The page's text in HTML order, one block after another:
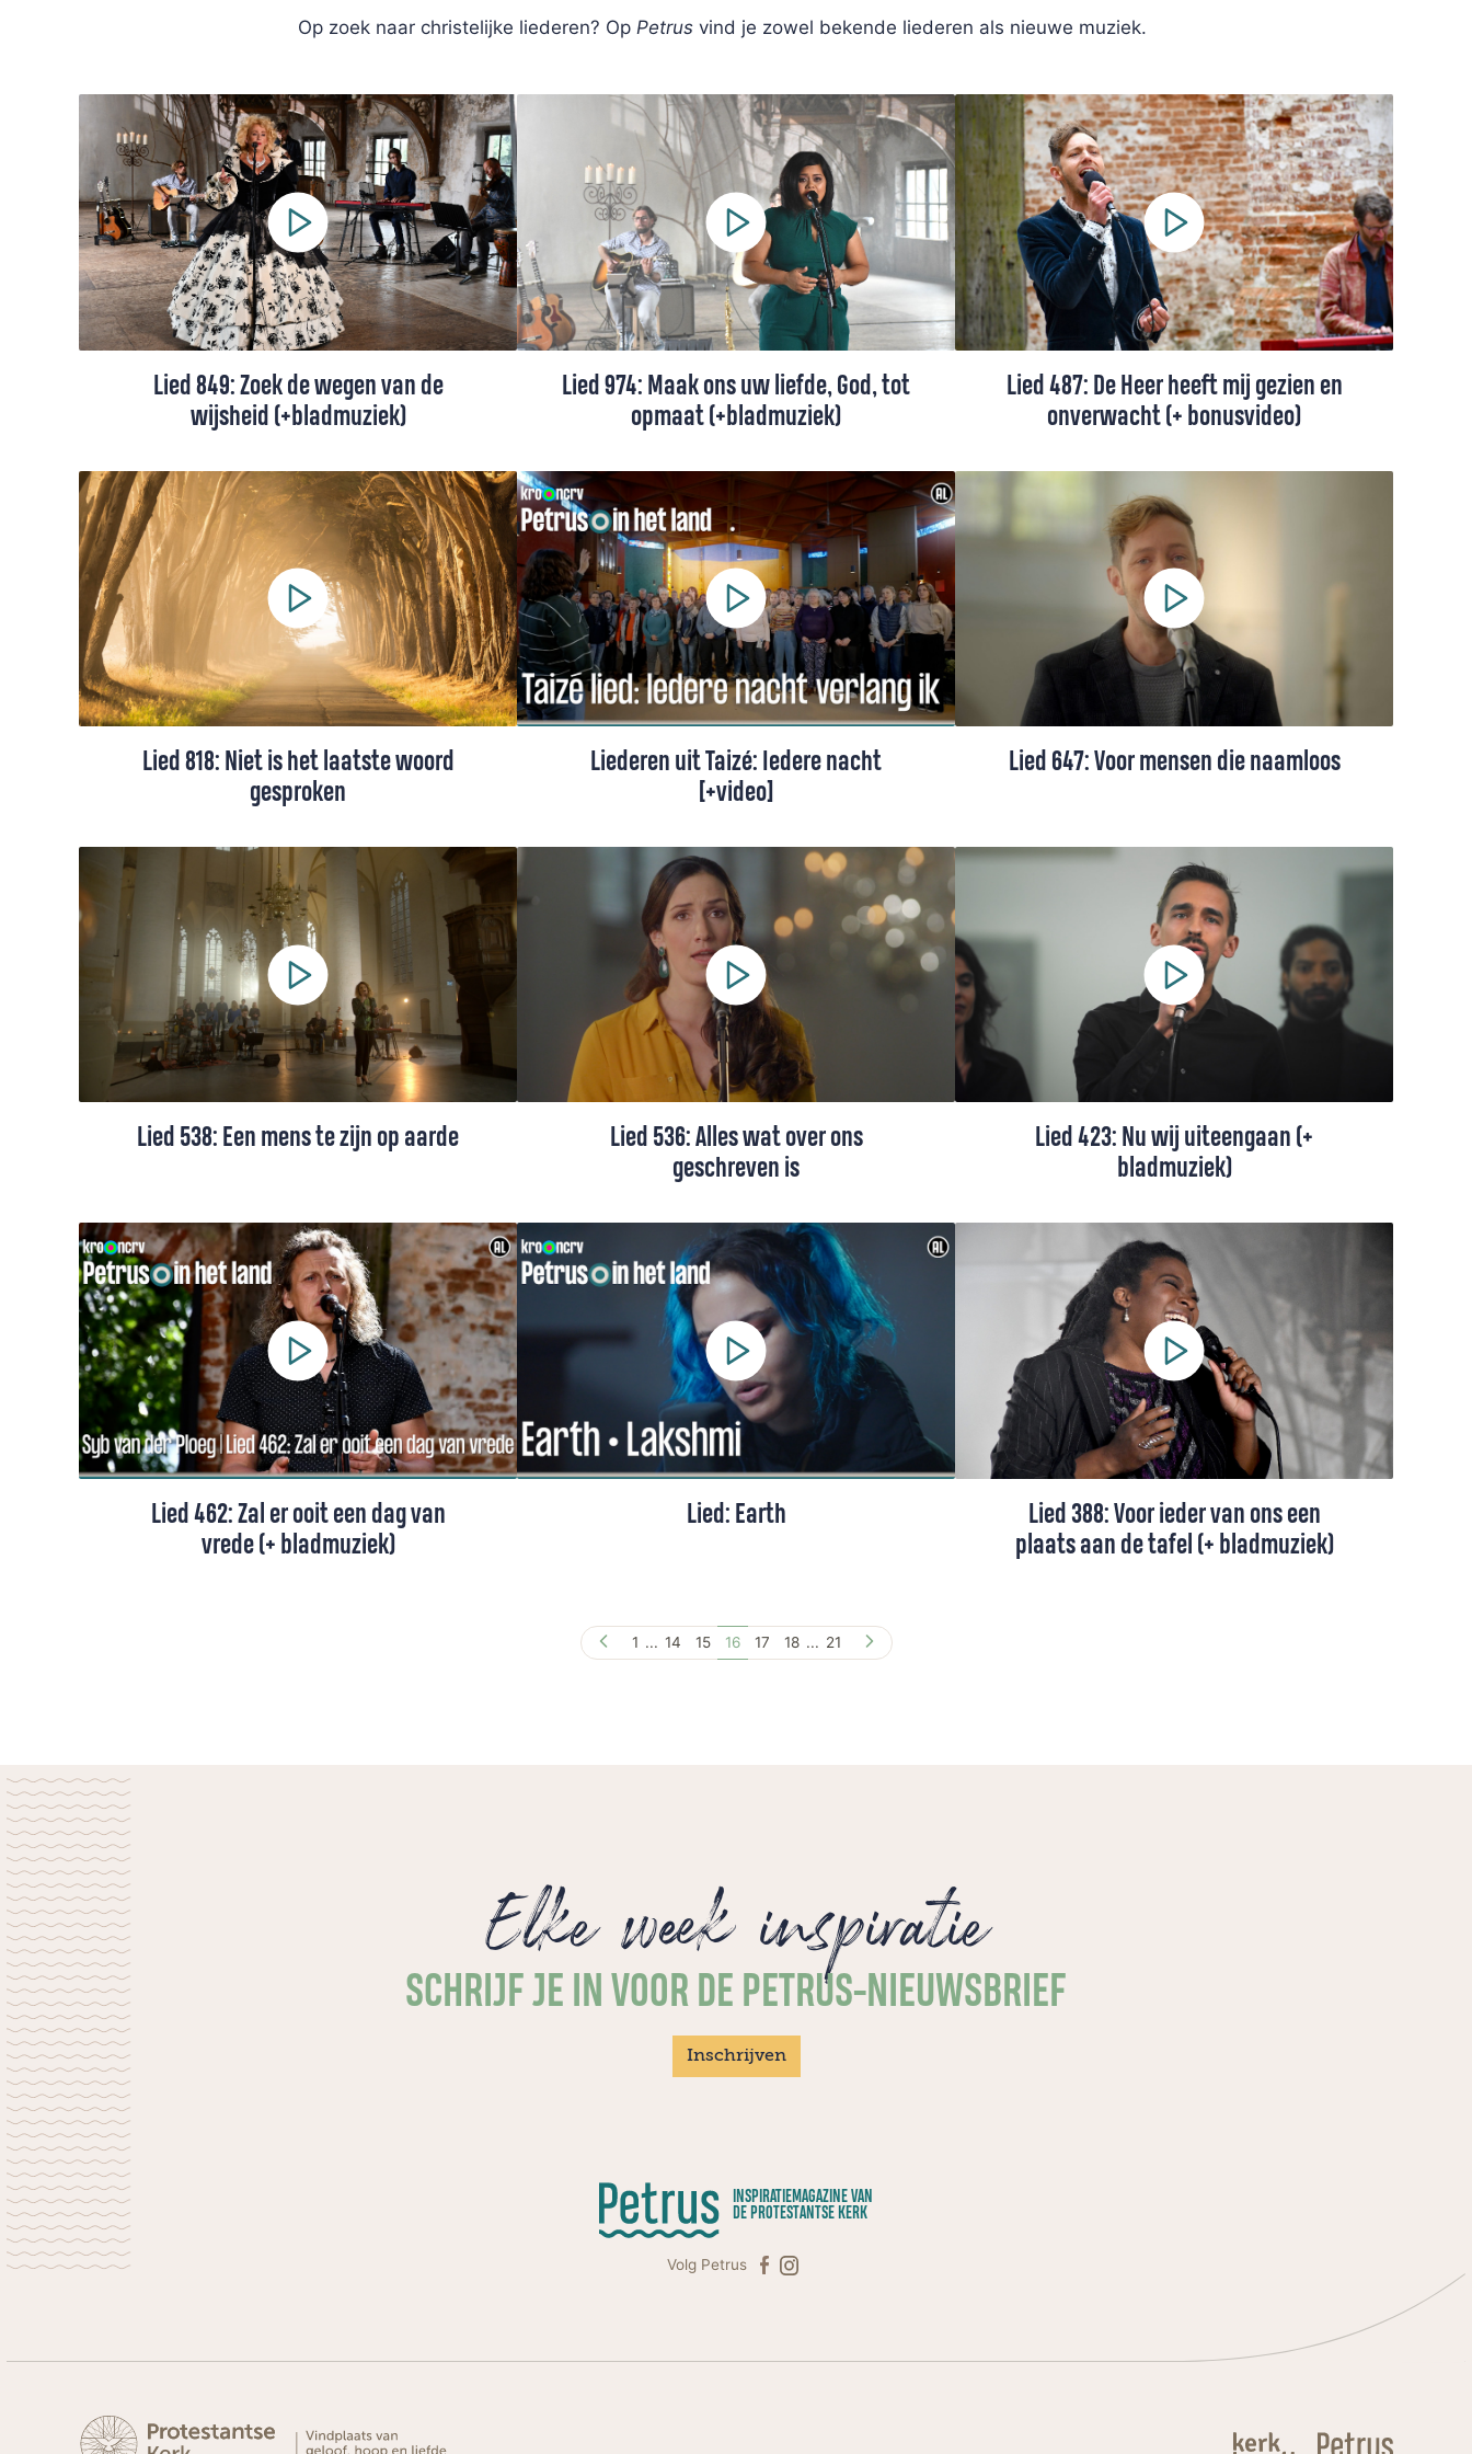
Op zoek naar christelijke liederen? Op Petrus vind je zowel bekende liederen als nieuwe muziek.
Lied 849: Zoek de wegen van de
wijsheid (+bladmuziek)
Het lied 'Zoek de wegen van de wijsheid'
(Lied 849), gezongen door Karin Bloemen
(+ toelichting).
Lied 974: Maak ons uw liefde, God, tot
opmaat (+bladmuziek)
Lied 974 uit het Liedboek, gezongen door
Linda Wagenmakers (+ toelichting).
Lied 487: De Heer heeft mij gezien en
onverwacht (+ bonusvideo)
Een lied van Huub Oosterhuis, gezongen
door Elbert Smelt (+ toelichting en
bladmuziek).
Lied 818: Niet is het laatste woord
gesproken
Lied 818 uit het Liedboek, gezongen door
een koor
Liederen uit Taizé: Iedere nacht
[+video]
Een lied van Taizé, gezongen door een
koor.
Lied 647: Voor mensen die naamloos
lied reflecteert op de kracht van namen en
bestaan, biedt hoop aan de naamlozen en
verbindt ons allen in gemeenschap en
geloof.
Lied 538: Een mens te zijn op aarde
Lied 536: Alles wat over ons
geschreven is
Lied 536, gezongen door Margreet
Rietveld
Lied 423: Nu wij uiteengaan (+
bladmuziek)
Lied 423 uit het Liedboek (+ toelichting).
Lied 462: Zal er ooit een dag van
vrede (+ bladmuziek)
Lied: Earth
voor Petrus in het land
Lied 388: Voor ieder van ons een
plaats aan de tafel (+ bladmuziek)
1 ... 14 15 16 17 18 ... 21
Elke week inspiratie
SCHRIJF JE IN VOOR DE PETRUS-NIEUWSBRIEF
Inschrijven
INSPIRATIEMAGAZINE VAN
DE PROTESTANTSE KERK
Volg Petrus